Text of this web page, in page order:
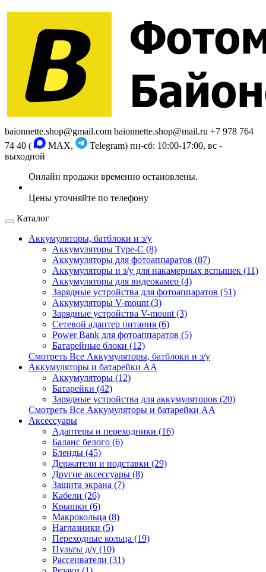
baionnette.shop@gmail.com baionnette.shop@mail.ru +7 978 764
74 40 (
MAX, Telegram) пн-сб: 10:00-17:00, вс -
выходной
Каталог
Аккумуляторы, батблоки и з/у
Аккумуляторы Type-C (8)
Аккумуляторы для фотоаппаратов (87)
Аккумуляторы и з/у для накамерных вспышек (11)
Аккумуляторы для видеокамер (4)
Зарядные устройства для фотоаппаратов (51)
Аккумуляторы V-mount (3)
Зарядные устройства V-mount (3)
Сетевой адаптер питания (6)
Power Bank для фотоаппаратов (5)
Батарейные блоки (12)
Смотреть Все Аккумуляторы, батблоки и з/у
Аккумуляторы и батарейки AA
Аккумуляторы (12)
Батарейки (42)
Зарядные устройства для аккумуляторов (20)
Смотреть Все Аккумуляторы и батарейки AA
Аксессуары
Адаптеры и переходники (16)
Баланс белого (6)
Бленды (45)
Держатели и подставки (29)
Другие аксессуары (8)
Защита экрана (7)
Кабели (26)
Крышки (6)
Макрокольца (8)
Наглазники (5)
Переходные кольца (19)
Пульты д/у (10)
Рассеиватели (31)